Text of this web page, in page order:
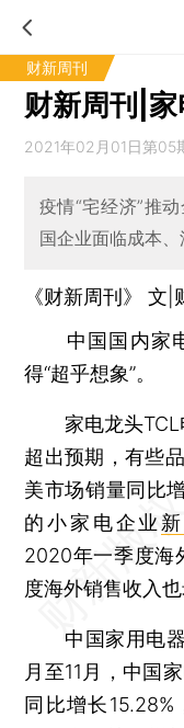
财新周刊
财新周刊|
2021年02月01日第05
疫情“宅经济”推
国企业面临成本
《财新周刊》 文
中国国内家电
得“超乎想象”。
家电龙头TCL
超出预期，有些
美市场销量同比
的小家电企业
2020年一季度海
度海外销售收入
中国家用电器
月至11月，中国
同比增长